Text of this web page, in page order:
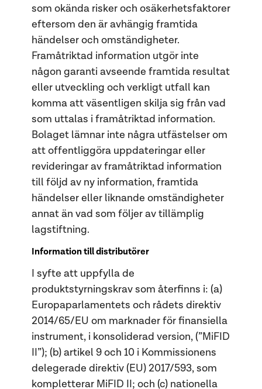
som okända risker och osäkerhetsfaktorer
eftersom den är avhängig framtida
händelser och omständigheter.
Framåtriktad information utgör inte
någon garanti avseende framtida resultat
eller utveckling och verkligt utfall kan
komma att väsentligen skilja sig från vad
som uttalas i framåtriktad information.
Bolaget lämnar inte några utfästelser om
att offentliggöra uppdateringar eller
revideringar av framåtriktad information
till följd av ny information, framtida
händelser eller liknande omständigheter
annat än vad som följer av tillämplig
lagstiftning.
Information till distributörer
I syfte att uppfylla de
produktstyrningskrav som återfinns i: (a)
Europaparlamentets och rådets direktiv
2014/65/EU om marknader för finansiella
instrument, i konsoliderad version, (”MiFID
II”); (b) artikel 9 och 10 i Kommissionens
delegerade direktiv (EU) 2017/593, som
kompletterar MiFID II; och (c) nationella